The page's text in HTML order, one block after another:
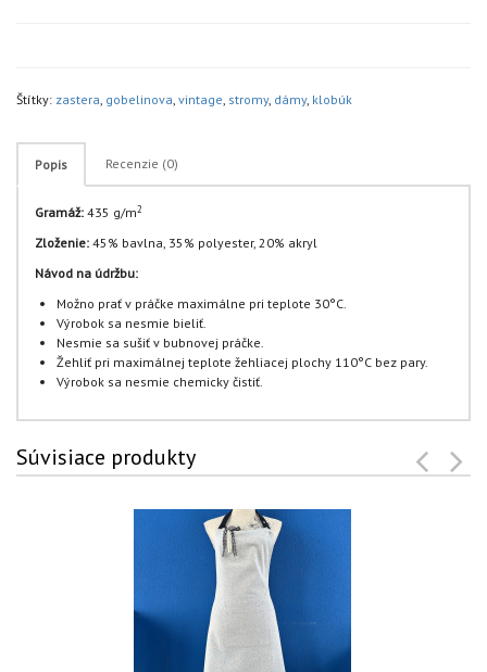
Štítky: zastera, gobelinova, vintage, stromy, dámy, klobúk
Popis Recenzie (0)
Gramáž: 435 g/m2
Zloženie: 45% bavlna, 35% polyester, 20% akryl
Návod na údržbu:
Možno prať v práčke maximálne pri teplote 30°C.
Výrobok sa nesmie bieliť.
Nesmie sa sušiť v bubnovej práčke.
Žehliť pri maximálnej teplote žehliacej plochy 110°C bez pary.
Výrobok sa nesmie chemicky čistiť.
Súvisiace produkty